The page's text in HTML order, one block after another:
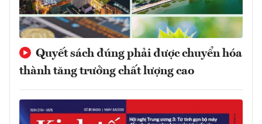
Quyết sách đúng phải được chuyển hóa
thành tăng trưởng chất lượng cao